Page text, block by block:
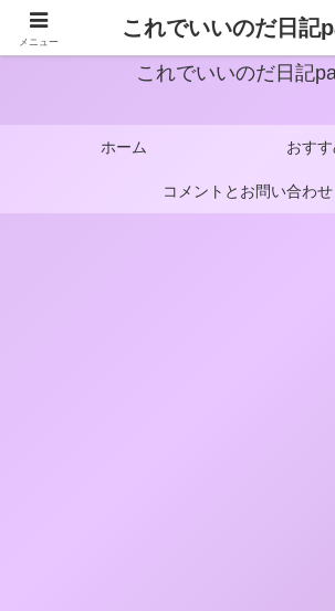
これでいいのだ日記
ホーム おす
コメントとお問い合わせ
メニュー
これでいいのだ日記